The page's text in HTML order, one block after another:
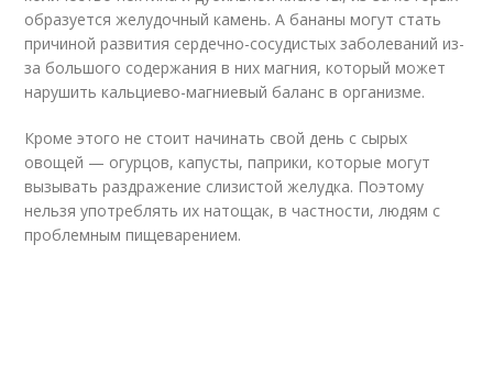
образуется желудочный камень. А бананы могут стать
причиной развития сердечно-сосудистых заболеваний из-
за большого содержания в них магния, который может
нарушить кальциево-магниевый баланс в организме.
Кроме этого не стоит начинать свой день с сырых
овощей — огурцов, капусты, паприки, которые могут
вызывать раздражение слизистой желудка. Поэтому
нельзя употреблять их натощак, в частности, людям с
проблемным пищеварением.